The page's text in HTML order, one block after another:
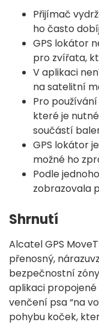
Přijímač
ho často
GPS lokátor
pro zvířata,
V aplikaci
na satelitní
Pro
které je
součástí
GPS lokátor
možné ho
Podle
zobrazovala
Shrnutí
Alcatel GPS
přenosný,
bezpečnostní
aplikaci
venčení psa “na
pohybu koček,